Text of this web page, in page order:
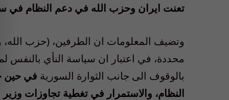
تعنت ايران وحزب الله في دعم النظام في
وتضيف المعلومات ان الطرفين، (حزب الله،
محددة، في اعتبار ان سياسة النأي بالنفس
بالوقوف الى جانب الثوارة السورية في حين
النظام، والاستمرار في تغطية تجاوزات